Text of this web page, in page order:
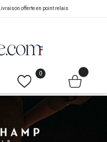
Livraison offerte en point relais
0